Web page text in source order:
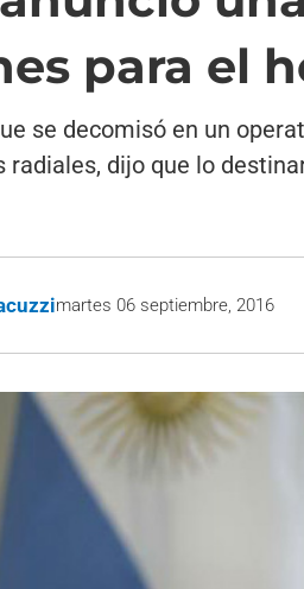
para el
se decomisó en un
radiales, dijo que lo
martes 06 septiembre, 2016